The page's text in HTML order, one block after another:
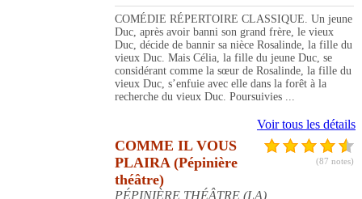
COMÉDIE RÉPERTOIRE CLASSIQUE. Un jeune
Duc, après avoir banni son grand frère, le vieux
Duc, décide de bannir sa nièce Rosalinde, la fille du
vieux Duc. Mais Célia, la fille du jeune Duc, se
considérant comme la sœur de Rosalinde, la fille du
vieux Duc, s’enfuie avec elle dans la forêt à la
recherche du vieux Duc. Poursuivies ...
Voir tous les détails
(87 notes)
COMME IL VOUS
PLAIRA (Pépinière
théâtre)
PÉPINIÈRE THÉÂTRE (LA)